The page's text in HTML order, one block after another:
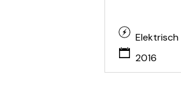
Elektrisch
2016